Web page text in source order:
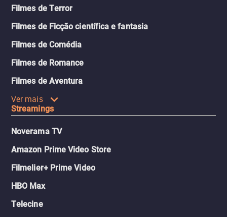
Filmes de Terror
Filmes de Ficção científica e fantasia
Filmes de Comédia
Filmes de Romance
Filmes de Aventura
Ver mais
Streamings
Noverama TV
Amazon Prime Video Store
Filmelier+ Prime Video
HBO Max
Telecine